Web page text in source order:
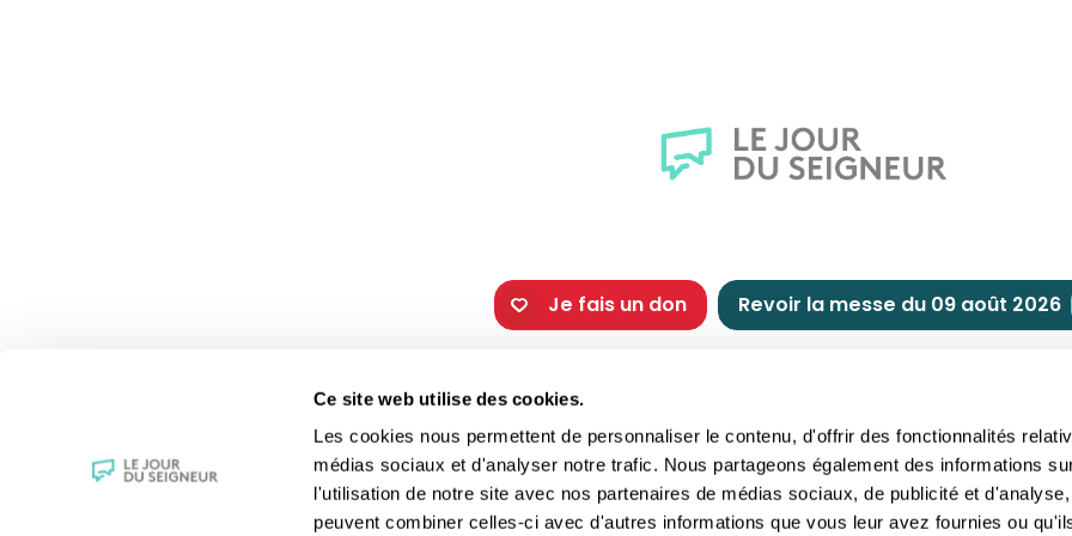
Ce site web utilise des cookies.
Les cookies nous permettent de personnaliser le contenu, d'offrir des fonctionnalités
médias sociaux et d'analyser notre trafic. Nous partageons également des informations
l'utilisation de notre site avec nos partenaires de médias sociaux, de publicité et
peuvent combiner celles-ci avec d'autres informations que vous leur avez fournies ou
Je fais un don Revoir la messe du 09 août 2026
La messe
Magazine Le Jour du Seigneur
Les fêtes chrétiennes
Les saints du jour
La Bible
Les sacrements
Comment nous
Faire un don
Réduction d’impôt
Philanthropie